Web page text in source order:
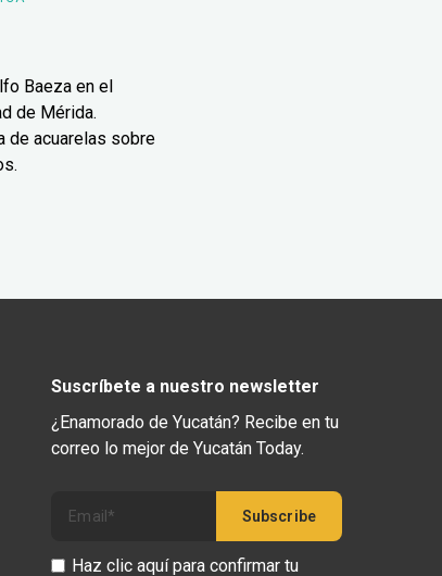
Baeza en el
de Mérida.
de acuarelas sobre
Suscríbete a nuestro newsletter
¿Enamorado de Yucatán? Recibe en tu
correo lo mejor de Yucatán Today.
Haz clic aquí para confirmar tu